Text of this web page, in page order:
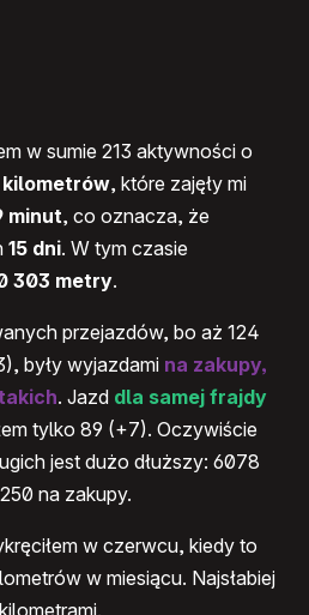
w sumie 213 aktywności o
, które zajęły mi
minut, co oznacza, że
15 dni. W tym czasie
303 metry.
przejazdów, bo aż 124
były wyjazdami na zakupy,
. Jazd dla samej frajdy
tylko 89 (+7). Oczywiście
jest dużo dłuższy: 6078
na zakupy.
w czerwcu, kiedy to
w miesiącu. Najsłabiej